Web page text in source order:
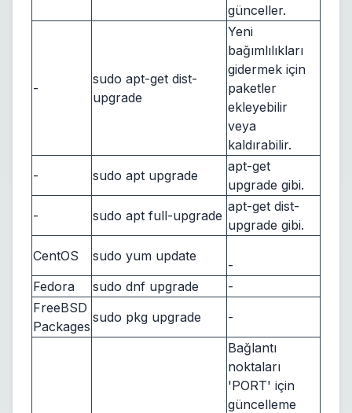
günceller.
-
sudo apt-get dist-
upgrade
Yeni
bağımlılıkları
gidermek için
paketler
ekleyebilir
veya
kaldırabilir.
-
sudo apt upgrade
apt-get
upgrade gibi.
-
sudo apt full-upgrade
apt-get dist-
upgrade gibi.
CentOS
sudo yum update
-
Fedora
sudo dnf upgrade
-
FreeBSD
Packages
sudo pkg upgrade -
Bağlantı
noktaları
'PORT' için
güncelleme